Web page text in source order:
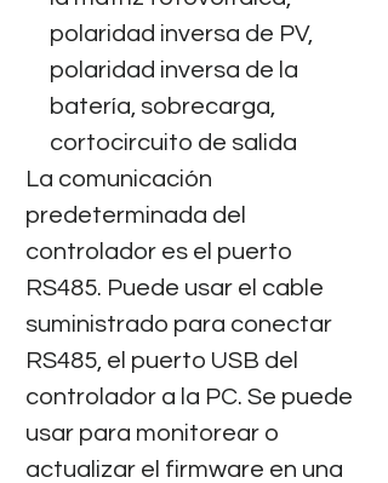
polaridad inversa de PV,
polaridad inversa de la
batería, sobrecarga,
cortocircuito de salida
La comunicación
predeterminada del
controlador es el puerto
RS485. Puede usar el cable
suministrado para conectar
RS485, el puerto USB del
controlador a la PC. Se puede
usar para monitorear o
actualizar el firmware en una